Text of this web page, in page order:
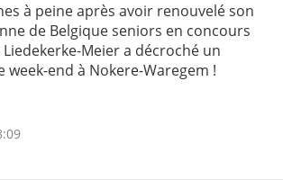
à peine après avoir renouvelé son
de Belgique seniors en concours
Meier a décroché un
week-end à Nokere-Waregem !